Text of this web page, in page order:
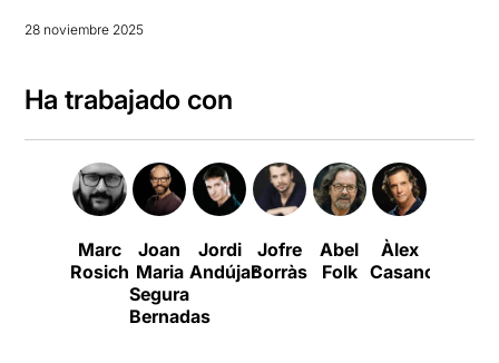
28 noviembre 2025
Ha trabajado con
Marc
Rosich
Joan
Maria
Segura
Bernadas
Jordi
Andújar
Jofre
Borràs
Abel
Folk
Àlex
CasanovasComes